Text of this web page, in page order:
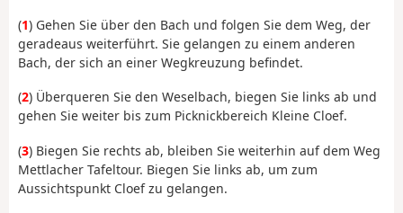
(1) Gehen Sie über den Bach und folgen Sie dem Weg, der
geradeaus weiterführt. Sie gelangen zu einem anderen
Bach, der sich an einer Wegkreuzung befindet.
(2) Überqueren Sie den Weselbach, biegen Sie links ab und
gehen Sie weiter bis zum Picknickbereich Kleine Cloef.
(3) Biegen Sie rechts ab, bleiben Sie weiterhin auf dem Weg
Mettlacher Tafeltour. Biegen Sie links ab, um zum
Aussichtspunkt Cloef zu gelangen.